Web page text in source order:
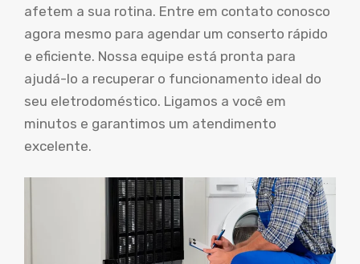
afetem a sua rotina. Entre em contato conosco
agora mesmo para agendar um conserto rápido
e eficiente. Nossa equipe está pronta para
ajudá-lo a recuperar o funcionamento ideal do
seu eletrodoméstico. Ligamos a você em
minutos e garantimos um atendimento
excelente.